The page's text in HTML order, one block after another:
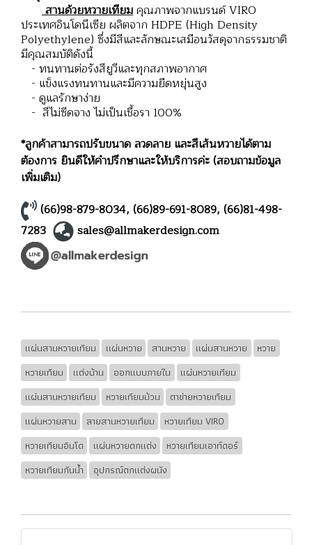
สานด้วยหวายเทียมคุณภาพจากแบรนด์ VIRO
ประเทศอินโดนีเซีย ผลิตจาก HDPE (High Density
Polyethylene) ซึ่งมีสีและลักษณะเสมือนวัสดุจากธรรมชาติ
มีคุณสมบัติดังนี้
- ทนทานต่อรังสียูวีและทุกสภาพอากาศ
- แข็งแรงทนทานและมีความยืดหยุ่นสูง
- ดูแลรักษาง่าย
- สีไม่ซีดจาง ไม่เป็นเชื้อรา 100%
*ลูกค้าสามารถปรับขนาด ลวดลาย และสีเส้นหวายได้ตาม
ต้องการ ยินดีให้คำปรึกษาและให้บริการค่ะ (สอบถามข้อมูล
เพิ่มเติม)
(66)98-879-8034, (66)89-691-8089, (66)81-498-
7283
sales@allmakerdesign.com
แผ่นสานหวายเทียม แผ่นหวาย สานหวาย แผ่นสานหวาย
หวาย
หวายเทียม
แต่งบ้าน ออกแบบภายใน
แผ่นหวายเทียม
แผ่นสานหวายเทียม
หวายเทียมม้วน
ตาข่ายหวายเทียม
แผ่นหวายสาน
ลายสานหวายเทียม
หวายเทียม VIRO
หวายเทียมอินโด
แผ่นหวายตกแต่ง
หวายเทียมเอาท์ดอร์
หวายเทียมกันน้ำ
อุปกรณ์ตกแต่งผนัง